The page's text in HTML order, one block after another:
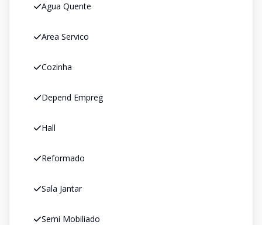
Agua Quente
Area Servico
Cozinha
Depend Empreg
Hall
Reformado
Sala Jantar
Semi Mobiliado